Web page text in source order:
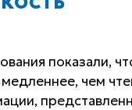
показали,
чем